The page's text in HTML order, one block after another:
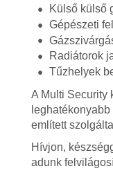
Külső külső
Gépészeti
Radiátorok
Tűzhelyek
A Multi Security
említett
Hívjon,
adunk